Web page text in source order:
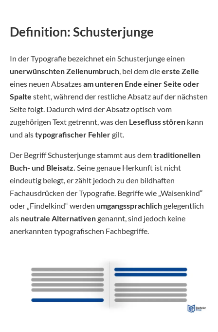
Definition: Schusterjunge
In der Typografie bezeichnet ein Schusterjunge einen
unerwünschten Zeilenumbruch, bei dem dieerste Zeile
eines neuen Absatzesam unteren Ende einer Seite oder
Spalte steht, während der restliche Absatz auf der nächsten
Seite folgt. Dadurch wird der Absatz optisch vom
zugehörigen Text getrennt, was den Lesefluss stören kann
und alstypografischer Fehlergilt.
Der Begriff Schusterjunge stammt aus demtraditionellen
Buch- und Bleisatz. Seine genaue Herkunft ist nicht
eindeutig belegt, er zählt jedoch zu den bildhaften
Fachausdrücken der Typografie. Begriffe wie „Waisenkind“
oder „Findelkind“ werden umgangssprachlichgelegentlich
als neutrale Alternativengenannt, sind jedoch keine
anerkannten typografischen Fachbegriffe.